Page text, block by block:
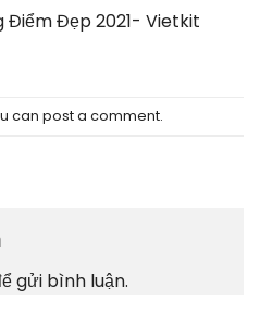
Điểm Đẹp 2021- Vietkit
can post a comment.
gửi bình luận.